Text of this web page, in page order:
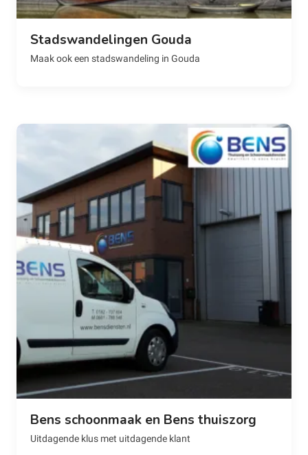
Stadswandelingen Gouda
Maak ook een stadswandeling in Gouda
Bens schoonmaak en Bens thuiszorg
Uitdagende klus met uitdagende klant